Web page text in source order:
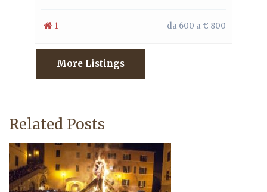
1 da 600 a € 800
More Listings
Related Posts